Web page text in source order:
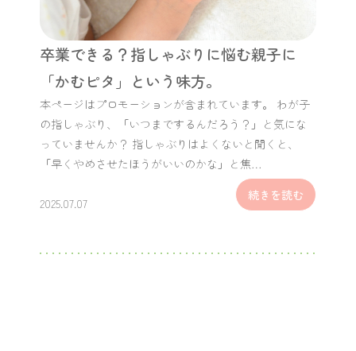
卒業できる？指しゃぶりに悩む親子に
「かむピタ」という味方。
本ページはプロモーションが含まれています。 わが子
の指しゃぶり、「いつまでするんだろう？」と気にな
っていませんか？ 指しゃぶりはよくないと聞くと、
「早くやめさせたほうがいいのかな」と焦…
2025.07.07
続きを読む